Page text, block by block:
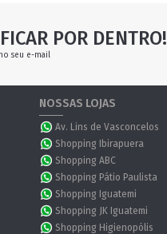
POR DENTRO!
seu e-mail
NOSSAS LOJAS
Av. Lins de Vasconcelos
Shopping Ibirapuera
Shopping ABC
Shopping Pátio Paulista
Shopping Iguatemi
Shopping JK Iguatemi
Shopping Higienopólis